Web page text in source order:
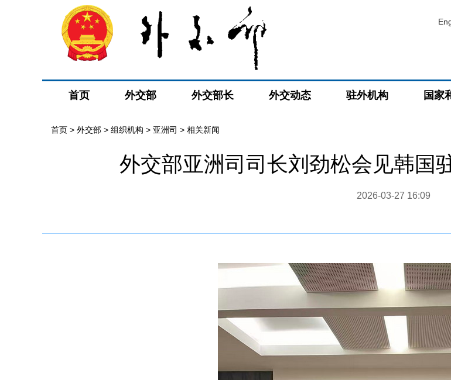
首页 外交部 外交部长 外交动态 驻外机构 国家
首页 > 外交部 > 组织机构 > 亚洲司 > 相关新闻
外交部亚洲司司长刘劲松会见韩国
2026-03-27 16:09